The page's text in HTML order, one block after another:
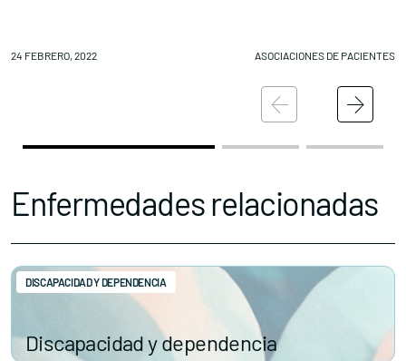
24 FEBRERO, 2022 ASOCIACIONES DE PACIENTES
Enfermedades relacionadas
Discapacidad y dependencia
DISCAPACIDAD Y DEPENDENCIA
Explora
Contacta con nosotros